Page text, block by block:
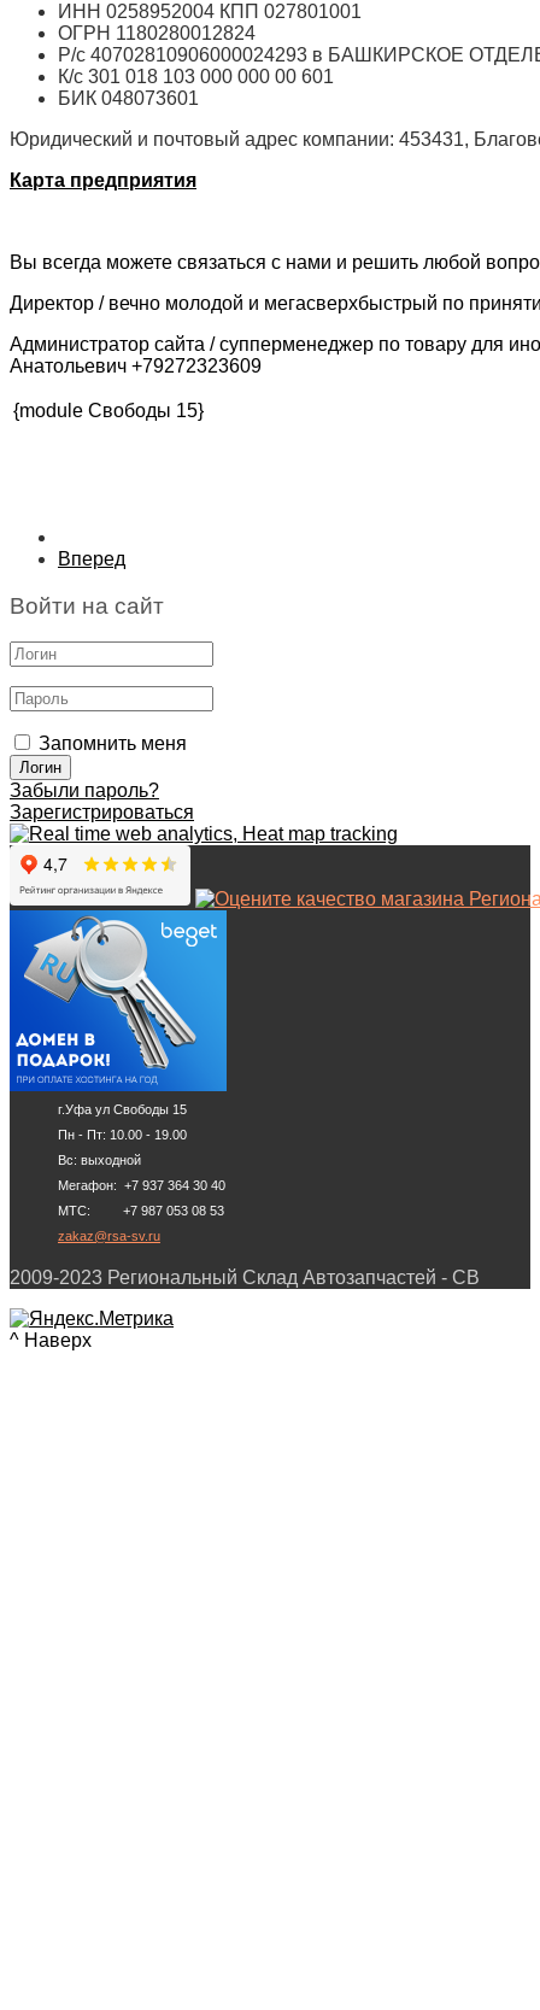
ИНН 0258952004 КПП 027801001
ОГРН 1180280012824
Р/с 40702810906000024293 в БАШКИРСКОЕ
К/с 301 018 103 000 000 00 601
БИК 048073601
Юридический и почтовый адрес компании: 453431,
Карта предприятия
Вы всегда можете связаться с нами и решить любой
Директор / вечно молодой и мегасверхбыстрый по
Администратор сайта / супперменеджер по товару для
Анатольевич +79272323609
{module Свободы 15}
Вперед
Войти на сайт
Запомнить меня
Забыли пароль?
Зарегистрироваться
г.Уфа ул Свободы 15
Пн - Пт: 10.00 - 19.00
Вс: выходной
Мегафон: +7 937 364 30 40
МТС: +7 987 053 08 53
zakaz@rsa-sv.ru
2009-2023 Региональный Склад Автозапчастей - СВ
^ Наверх